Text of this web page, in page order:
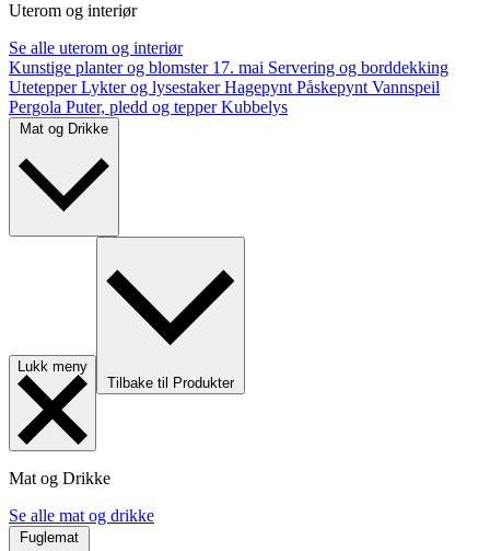
Uterom og interiør
Se alle uterom og interiør
Kunstige planter og blomster 17. mai Servering og borddekking
UtetepperLykter og lysestakerHagepynt Påskepynt Vannspeil
Pergola Puter, pledd og tepperKubbelys
Lukk meny
Tilbake til Produkter
Mat og Drikke
Se alle mat og drikke